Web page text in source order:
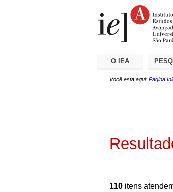
O IEA
Você está aqui: Página
110 itens